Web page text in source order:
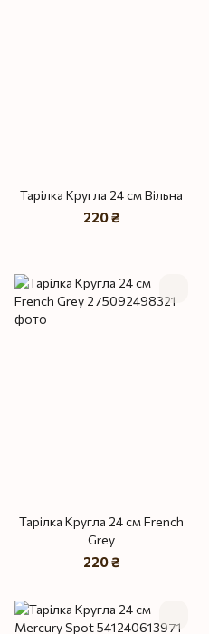
Тарілка Кругла 24 см Вільна
220 ₴
Тарілка Кругла 24 см French
Grey
220 ₴